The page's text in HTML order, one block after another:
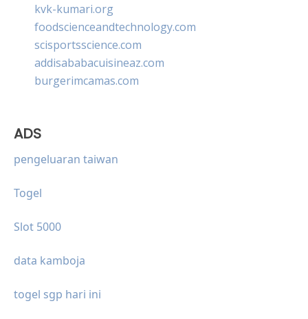
kvk-kumari.org
foodscienceandtechnology.com
scisportsscience.com
addisababacuisineaz.com
burgerimcamas.com
ADS
pengeluaran taiwan
Togel
Slot 5000
data kamboja
togel sgp hari ini